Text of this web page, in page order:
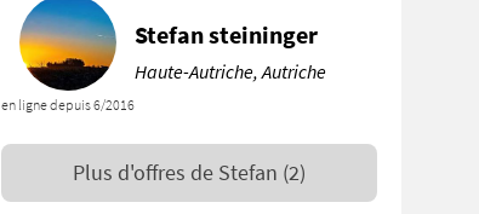
en ligne depuis 6/2016
Stefan steininger
Haute-Autriche, Autriche
Plus d'offres de Stefan (2)